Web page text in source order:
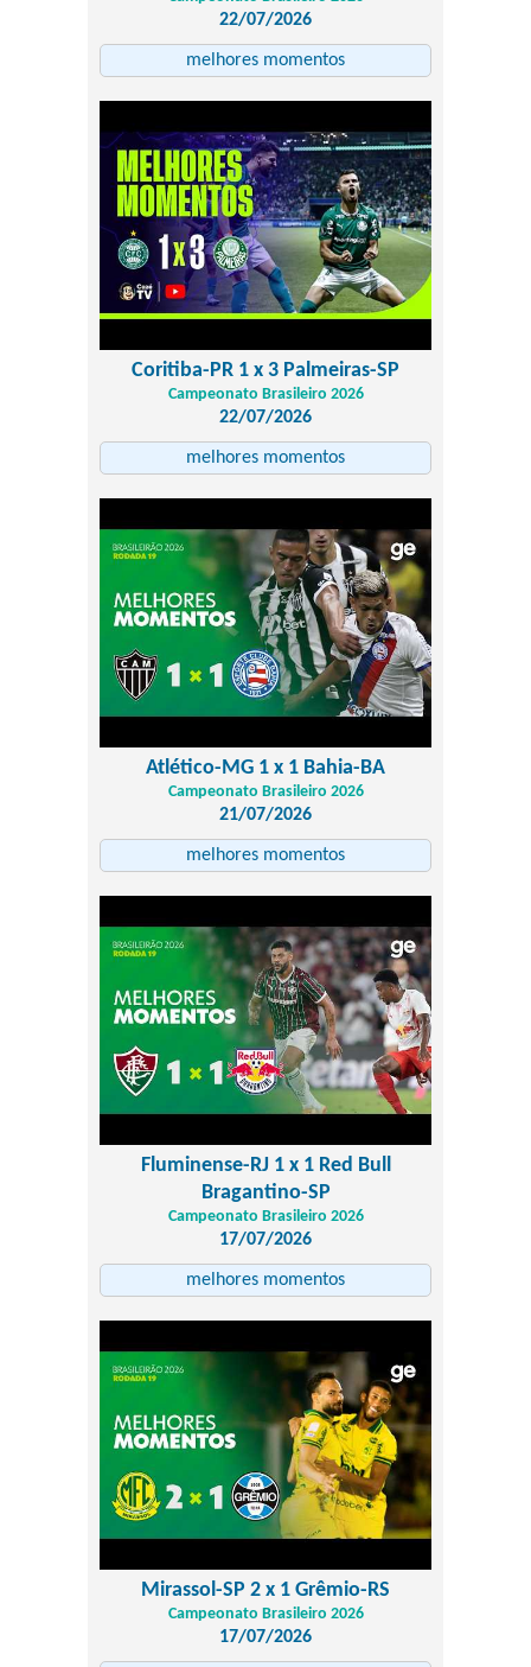
22/07/2026
melhores momentos
Coritiba-PR 1 x 3 Palmeiras-SP
Campeonato Brasileiro 2026
22/07/2026
melhores momentos
Atlético-MG 1 x 1 Bahia-BA
Campeonato Brasileiro 2026
21/07/2026
melhores momentos
Fluminense-RJ 1 x 1 Red Bull
Bragantino-SP
Campeonato Brasileiro 2026
17/07/2026
melhores momentos
Mirassol-SP 2 x 1 Grêmio-RS
Campeonato Brasileiro 2026
17/07/2026